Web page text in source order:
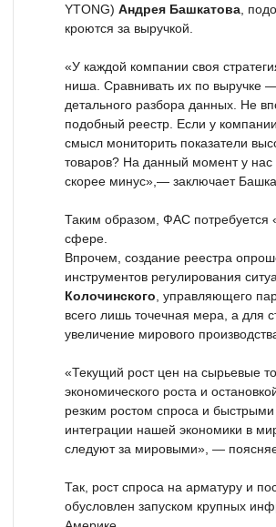
YTONG) Андрея Башкатова ,
кроются за выручкой.
«У каждой компании своя
ниша. Сравнивать их по выручке
детального разбора данных. Не
подобный реестр. Если у
смысл мониторить показатели
товаров? На данный момент у
скорее минус»,— заключает
Таким образом, ФАС потребуется
сфере.
Впрочем, создание реестра
инструментов регулирования
Колочинского , управляющего
всего лишь точечная мера, а для
увеличение мирового
«Текущий рост цен на сырьевые
экономического роста и
резким ростом спроса и
интеграции нашей экономики в
следуют за мировыми», —
Так, рост спроса на арматуру и
обусловлен запуском крупных